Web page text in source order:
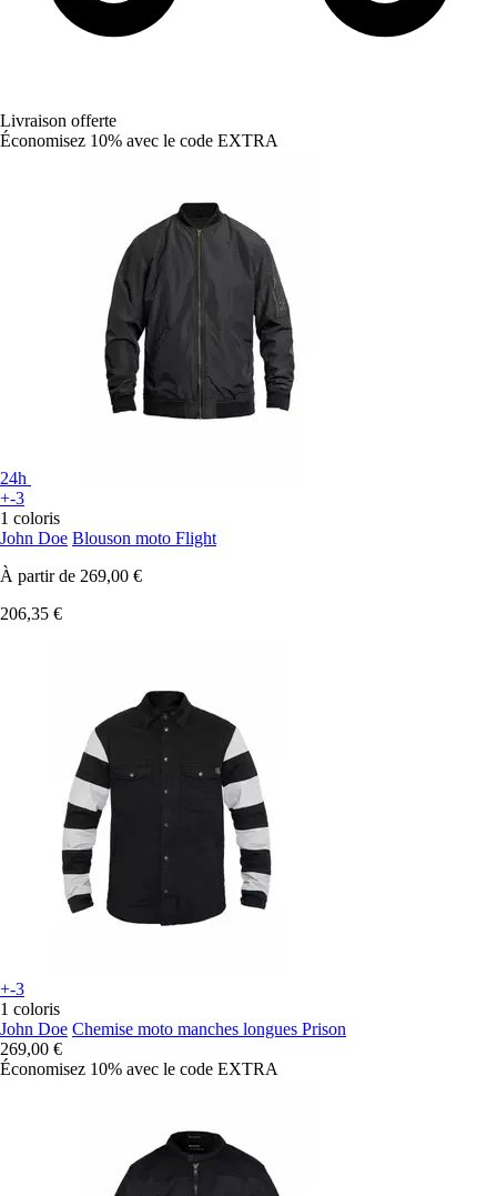
Livraison offerte
Économisez 10% avec le code EXTRA
24h
+-3
1 coloris
John Doe Blouson moto Flight
À partir de 269,00 €
206,35 €
+-3
1 coloris
John Doe Chemise moto manches longues Prison
269,00 €
Économisez 10% avec le code EXTRA